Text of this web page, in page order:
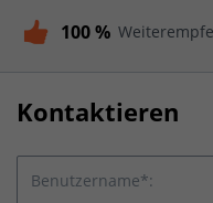
100 %
Kontaktieren
Benutzername*: